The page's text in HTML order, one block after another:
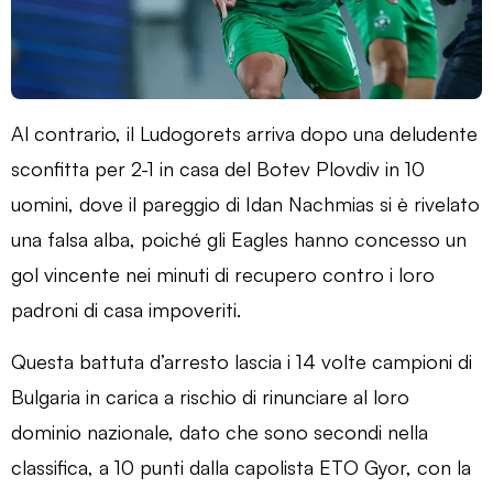
Al contrario, il Ludogorets arriva dopo una deludente
sconfitta per 2-1 in casa del Botev Plovdiv in 10
uomini, dove il pareggio di Idan Nachmias si è rivelato
una falsa alba, poiché gli Eagles hanno concesso un
gol vincente nei minuti di recupero contro i loro
padroni di casa impoveriti.
Questa battuta d’arresto lascia i 14 volte campioni di
Bulgaria in carica a rischio di rinunciare al loro
dominio nazionale, dato che sono secondi nella
classifica, a 10 punti dalla capolista ETO Gyor, con la